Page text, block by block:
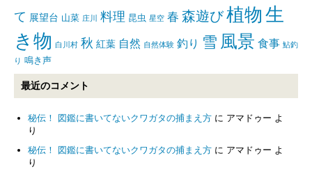
て 展望台 山菜 庄川 料理 昆虫 星空 春 森遊び植物 生
き物 白川村 秋 紅葉 自然 自然体験 釣り 雪 風景 食事 鮎釣
り 鳴き声
最近のコメント
秘伝！ 図鑑に書いてないクワガタの捕まえ方 に アマドゥー よ
り
秘伝！ 図鑑に書いてないクワガタの捕まえ方 に アマドゥー よ
り